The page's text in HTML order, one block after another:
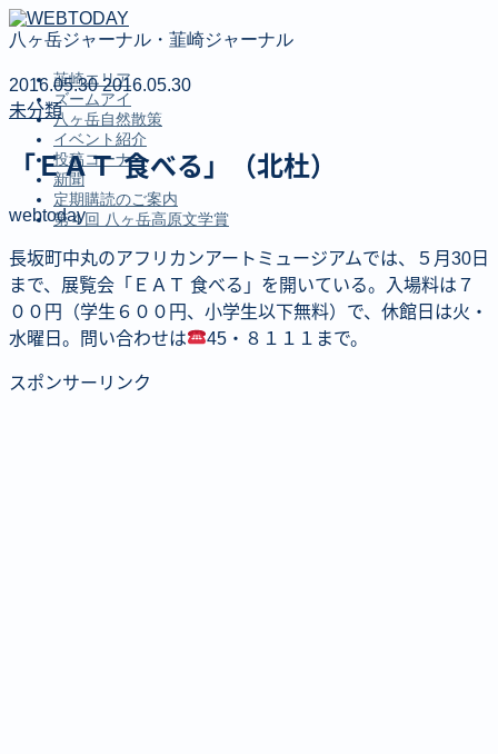
八ヶ岳ジャーナル・韮崎ジャーナル
韮崎エリア
ズームアイ
八ヶ岳自然散策
イベント紹介
投稿コーナー
新聞
定期購読のご案内
第４回 八ヶ岳高原文学賞
MENU
韮崎エリア
ズームアイ
イベント紹介
2016.05.302016.05.30
未分類
「ＥＡＴ 食べる」（北杜）
webtoday
長坂町中丸のアフリカンアートミュージアムでは、５月30日
まで、展覧会「ＥＡＴ 食べる」を開いている。入場料は７
００円（学生６００円、小学生以下無料）で、休館日は火・
水曜日。問い合わせは
45・８１１１まで。
スポンサーリンク